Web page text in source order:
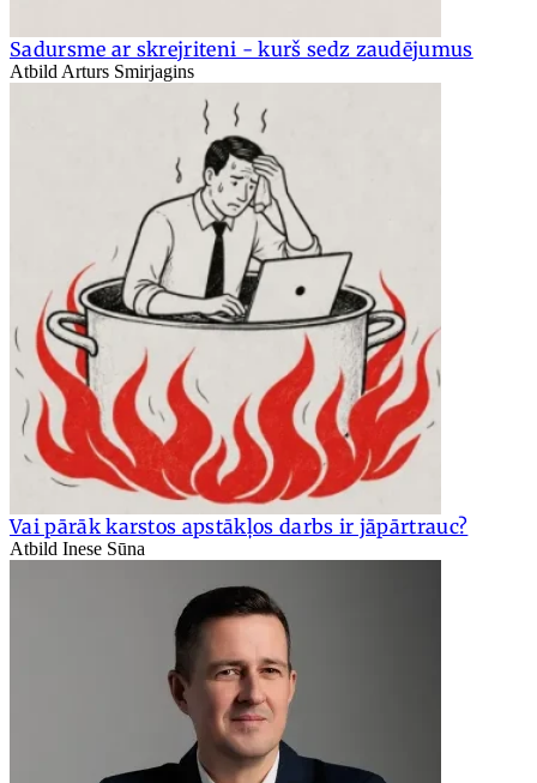
Sadursme ar skrejriteni - kurš sedz zaudējumus
Atbild Arturs Smirjagins
Vai pārāk karstos apstākļos darbs ir jāpārtrauc?
Atbild Inese Sūna